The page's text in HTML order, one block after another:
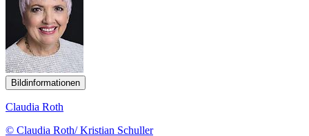
Bildinformationen
Claudia Roth
© Claudia Roth/ Kristian Schuller